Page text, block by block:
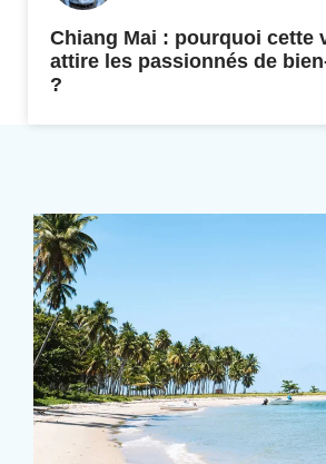
Chiang Mai : pourquoi cette
attire les passionnés de
?